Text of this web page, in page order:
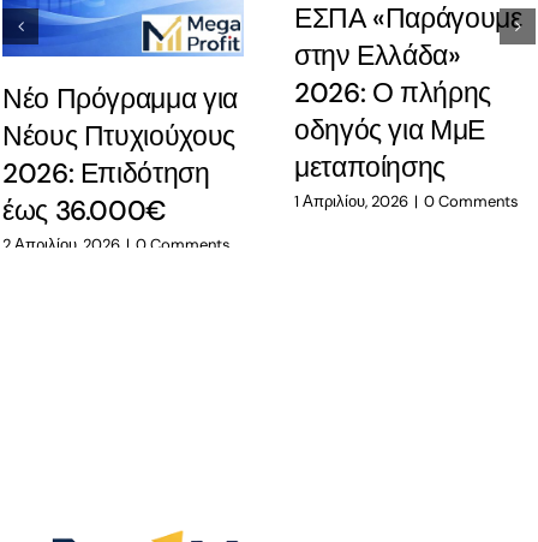
Νέο Πρόγραμμα για
Νέους Πτυχιούχους
2026: Επιδότηση
έως 36.000€
2 Απριλίου, 2026 | 0 Comments
ΕΣΠΑ «Παράγουμε
στην Ελλάδα»
2026: Ο πλήρης
οδηγός για ΜμΕ
μεταποίησης
1 Απριλίου, 2026 | 0 Comments